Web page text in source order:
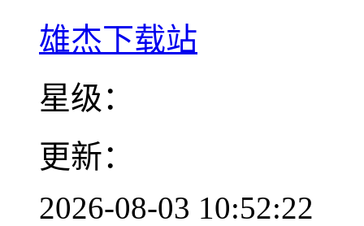
雄杰下载站
星级：
更新：
2026-08-03 10:52:22